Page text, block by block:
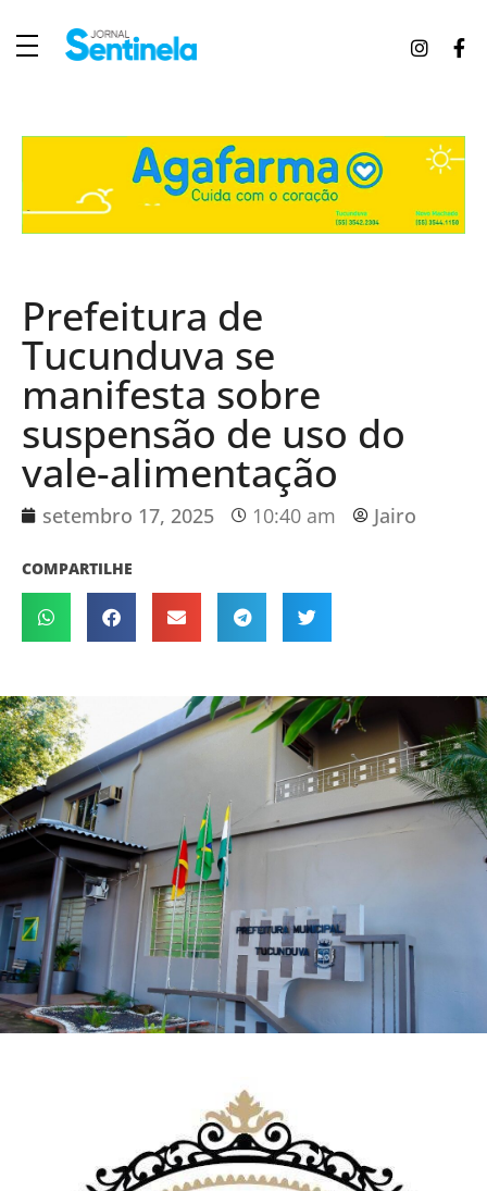
Prefeitura de
Tucunduva se
manifesta sobre
suspensão de uso do
vale-alimentação
setembro 17, 2025 10:40 am Jairo
COMPARTILHE